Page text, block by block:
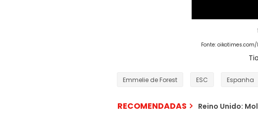
Fonte:
Emmelie de Forest ESC Espanha
RECOMENDADAS Reino Unido: